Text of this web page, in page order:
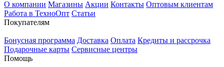
О компании Магазины Акции Контакты Оптовым клиентам
Работа в ТехноОпт Статьи
Покупателям
Бонусная программа Доставка Оплата Кредиты и рассрочка
Подарочные карты Сервисные центры
Помощь